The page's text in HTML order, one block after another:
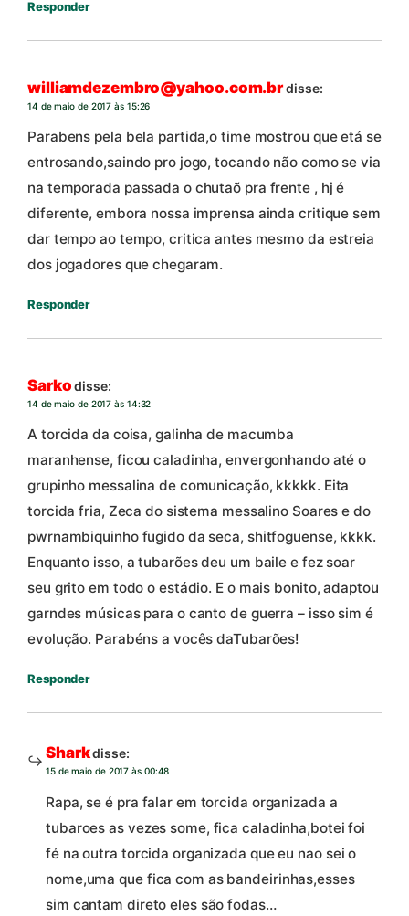
Responder
williamdezembro@yahoo.com.brdisse:
14 de maio de 2017 às 15:26
Parabens pela bela partida,o time mostrou que etá se
entrosando,saindo pro jogo, tocando não como se via
na temporada passada o chutaõ pra frente , hj é
diferente, embora nossa imprensa ainda critique sem
dar tempo ao tempo, critica antes mesmo da estreia
dos jogadores que chegaram.
Responder
Sarko disse:
14 de maio de 2017 às 14:32
A torcida da coisa, galinha de macumba
maranhense, ficou caladinha, envergonhando até o
grupinho messalina de comunicação, kkkkk. Eita
torcida fria, Zeca do sistema messalino Soares e do
pwrnambiquinho fugido da seca, shitfoguense, kkkk.
Enquanto isso, a tubarões deu um baile e fez soar
seu grito em todo o estádio. E o mais bonito, adaptou
garndes músicas para o canto de guerra – isso sim é
evolução. Parabéns a vocês daTubarões!
Responder
Sharkdisse:
15 de maio de 2017 às 00:48
Rapa, se é pra falar em torcida organizada a
tubaroes as vezes some, fica caladinha,botei foi
fé na outra torcida organizada que eu nao sei o
nome,uma que fica com as bandeirinhas,esses
sim cantam direto eles são fodas…